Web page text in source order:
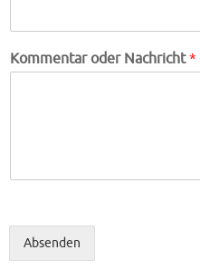
Kommentar oder Nachricht*
Absenden